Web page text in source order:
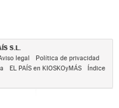
S.L.
legal
Política de privacidad
EL PAÍS en KIOSKOyMÁS
Índice